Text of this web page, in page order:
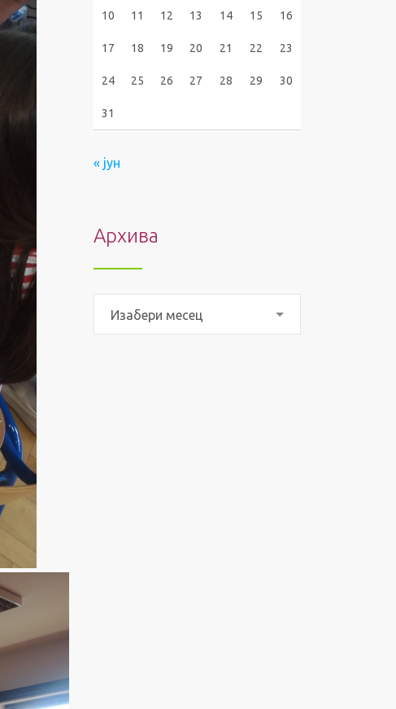
10 11 12 13 14 15 16
17 18 19 20 21 22 23
24 25 26 27 28 29 30
31
« јун
Архива
Изабери месец